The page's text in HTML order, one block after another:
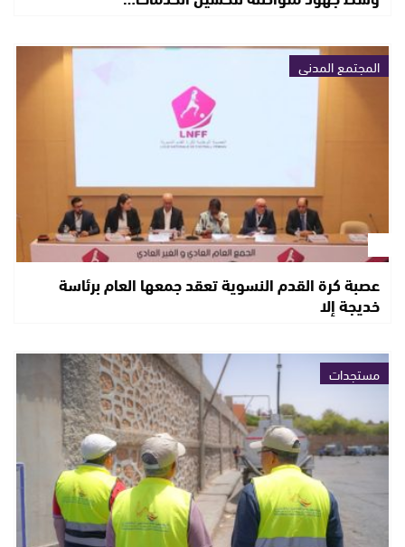
المجتمع المدني
عصبة كرة القدم النسوية تعقد جمعها العام برئاسة
خديجة إلا
مستجدات